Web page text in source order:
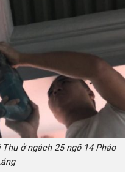
ở ngách 25 ngõ 14 Pháo